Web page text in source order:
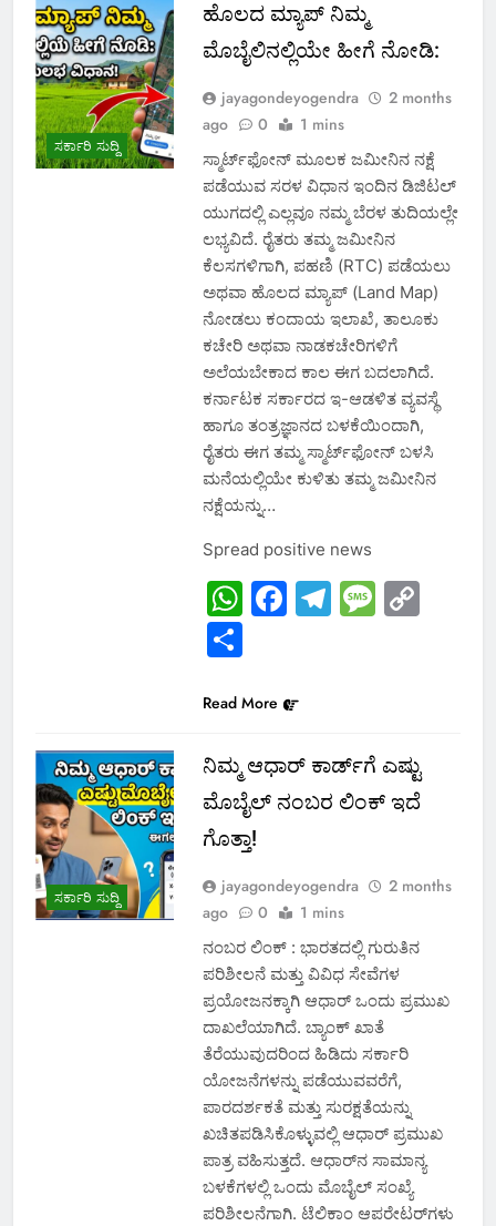
ಸರ್ಕಾರಿ ಸುದ್ದಿ
ಹೊಲದ ಮ್ಯಾಪ್ ನಿಮ್ಮ
ಮೊಬೈಲಿನಲ್ಲಿಯೇ ಹೀಗೆ ನೋಡಿ:
jayagondeyogendra
2 months
ago
0 1 mins
ಸ್ಮಾರ್ಟ್‌ಫೋನ್ ಮೂಲಕ ಜಮೀನಿನ ನಕ್ಷೆ
ಪಡೆಯುವ ಸರಳ ವಿಧಾನ ಇಂದಿನ ಡಿಜಿಟಲ್
ಯುಗದಲ್ಲಿ ಎಲ್ಲವೂ ನಮ್ಮ ಬೆರಳ ತುದಿಯಲ್ಲೇ
ಲಭ್ಯವಿದೆ. ರೈತರು ತಮ್ಮ ಜಮೀನಿನ
ಕೆಲಸಗಳಿಗಾಗಿ, ಪಹಣಿ (RTC) ಪಡೆಯಲು
ಅಥವಾ ಹೊಲದ ಮ್ಯಾಪ್ (Land Map)
ನೋಡಲು ಕಂದಾಯ ಇಲಾಖೆ, ತಾಲೂಕು
ಕಚೇರಿ ಅಥವಾ ನಾಡಕಚೇರಿಗಳಿಗೆ
ಅಲೆಯಬೇಕಾದ ಕಾಲ ಈಗ ಬದಲಾಗಿದೆ.
ಕರ್ನಾಟಕ ಸರ್ಕಾರದ ಇ-ಆಡಳಿತ ವ್ಯವಸ್ಥೆ
ಹಾಗೂ ತಂತ್ರಜ್ಞಾನದ ಬಳಕೆಯಿಂದಾಗಿ,
ರೈತರು ಈಗ ತಮ್ಮ ಸ್ಮಾರ್ಟ್‌ಫೋನ್ ಬಳಸಿ
ಮನೆಯಲ್ಲಿಯೇ ಕುಳಿತು ತಮ್ಮ ಜಮೀನಿನ
ನಕ್ಷೆಯನ್ನು…
Spread positive news
WhatsApp
Facebook
Telegram
Share
Read More
ಸರ್ಕಾರಿ ಸುದ್ದಿ
ನಿಮ್ಮ ಆಧಾರ್ ಕಾರ್ಡ್‌ಗೆ ಎಷ್ಟು
ಮೊಬೈಲ್ ನಂಬರ ಲಿಂಕ್ ಇದೆ
ಗೊತ್ತಾ!
jayagondeyogendra
2 months
ago
0 1 mins
ನಂಬರ ಲಿಂಕ್ : ಭಾರತದಲ್ಲಿ ಗುರುತಿನ
ಪರಿಶೀಲನೆ ಮತ್ತು ವಿವಿಧ ಸೇವೆಗಳ
ಪ್ರಯೋಜನಕ್ಕಾಗಿ ಆಧಾರ್ ಒಂದು ಪ್ರಮುಖ
ದಾಖಲೆಯಾಗಿದೆ. ಬ್ಯಾಂಕ್ ಖಾತೆ
ತೆರೆಯುವುದರಿಂದ ಹಿಡಿದು ಸರ್ಕಾರಿ
ಯೋಜನೆಗಳನ್ನು ಪಡೆಯುವವರೆಗೆ,
ಪಾರದರ್ಶಕತೆ ಮತ್ತು ಸುರಕ್ಷತೆಯನ್ನು
ಖಚಿತಪಡಿಸಿಕೊಳ್ಳುವಲ್ಲಿ ಆಧಾರ್ ಪ್ರಮುಖ
ಪಾತ್ರ ವಹಿಸುತ್ತದೆ. ಆಧಾರ್‌ನ ಸಾಮಾನ್ಯ
ಬಳಕೆಗಳಲ್ಲಿ ಒಂದು ಮೊಬೈಲ್ ಸಂಖ್ಯೆ
ಪರಿಶೀಲನೆಗಾಗಿ. ಟೆಲಿಕಾಂ ಆಪರೇಟರ್‌ಗಳು